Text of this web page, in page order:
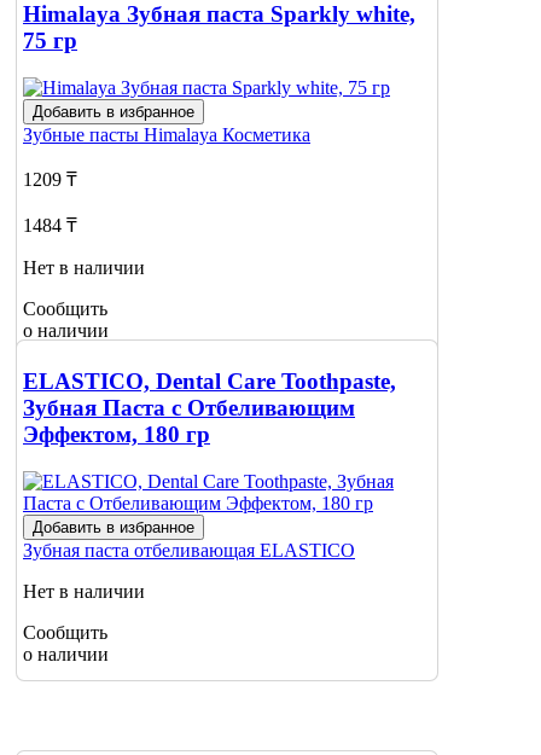
Himalaya Зубная паста Sparkly white,
75 гр
Добавить в избранное
Зубные пасты Himalaya Косметика
1209 ₸
1484 ₸
Нет в наличии
Сообщить
о наличии
ELASTICO, Dental Care Toothpaste,
Зубная Паста с Отбеливающим
Эффектом, 180 гр
Добавить в избранное
Зубная паста отбеливающая ELASTICO
Нет в наличии
Сообщить
о наличии